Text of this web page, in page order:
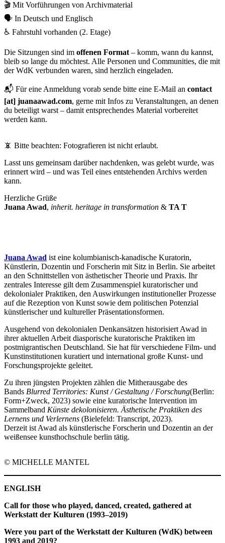
🎬 Mit Vorführungen von Archivmaterial
🗣️ In Deutsch und Englisch
♿ Fahrstuhl vorhanden (2. Etage)
Die Sitzungen sind im offenen Format – komm, wann du kannst,
bleib so lange du möchtest. Alle Personen und Communities, die mit
der WdK verbunden waren, sind herzlich eingeladen.
📬 Für eine Anmeldung vorab sende bitte eine E-Mail an contact
[at] juanaawad.com, gerne mit Infos zu Veranstaltungen, an denen
du beteiligt warst – damit entsprechendes Material vorbereitet
werden kann.
📵 Bitte beachten: Fotografieren ist nicht erlaubt.
Lasst uns gemeinsam darüber nachdenken, was gelebt wurde, was
erinnert wird – und was Teil eines entstehenden Archivs werden
kann.
Herzliche Grüße
Juana Awad, inherit. heritage in transformation & TA T
Juana Awad ist eine kolumbianisch-kanadische Kuratorin,
Künstlerin, Dozentin und Forscherin mit Sitz in Berlin. Sie arbeitet
an den Schnittstellen von ästhetischer Theorie und Praxis. Ihr
zentrales Interesse gilt dem Zusammenspiel kuratorischer und
dekolonialer Praktiken, den Auswirkungen institutioneller Prozesse
auf die Rezeption von Kunst sowie dem politischen Potenzial
künstlerischer und kultureller Präsentationsformen.
Ausgehend von dekolonialen Denkansätzen historisiert Awad in
ihrer aktuellen Arbeit diasporische kuratorische Praktiken im
postmigrantischen Deutschland. Sie hat für verschiedene Film- und
Kunstinstitutionen kuratiert und international große Kunst- und
Forschungsprojekte geleitet.
Zu ihren jüngsten Projekten zählen die Mitherausgabe des
Bands Blurred Territories: Kunst / Gestaltung / Forschung(Berlin:
Form+Zweck, 2023) sowie eine kuratorische Intervention im
Sammelband Künste dekolonisieren. Ästhetische Praktiken des
Lernens und Verlernens (Bielefeld: Transcript, 2023).
Derzeit ist Awad als künstlerische Forscherin und Dozentin an der
weißensee kunsthochschule berlin tätig.
© MICHELLE MANTEL
ENGLISH
Call for those who played, danced, created, gathered at
Werkstatt der Kulturen (1993–2019)
Were you part of the Werkstatt der Kulturen (WdK) between
1993 and 2019?